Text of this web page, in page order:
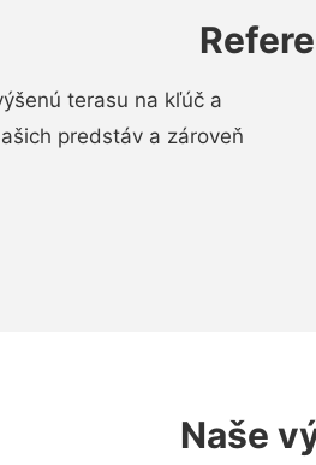
terasu na kľúč a
predstáv a zároveň
Naše